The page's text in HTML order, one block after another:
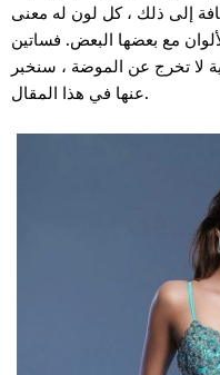
إلى ذلك ، كل لون له معنى
مع بعضها البعض. فساتين
لا تخرج عن الموضة ، سنخبر
عنها في هذا المقال.